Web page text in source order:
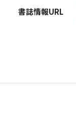
書誌情報URL